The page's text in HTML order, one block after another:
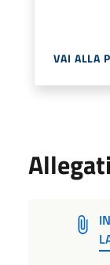
VAI ALLA
Allegati